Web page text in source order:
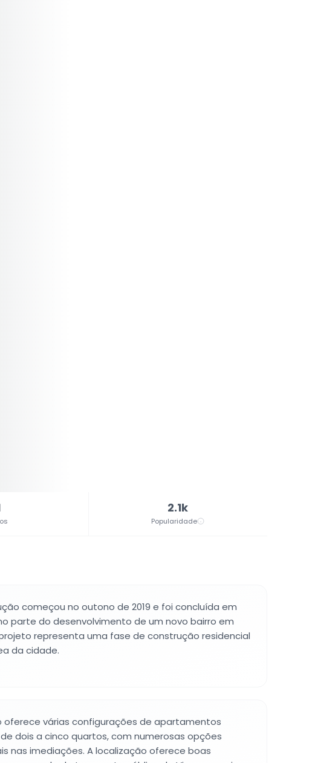
2.1k
Popularidade
começou no outono de 2019 e foi concluída em
parte do desenvolvimento de um novo bairro em
representa uma fase de construção residencial
da cidade.
oferece várias configurações de apartamentos
dois a cinco quartos, com numerosas opções
nas imediações. A localização oferece boas